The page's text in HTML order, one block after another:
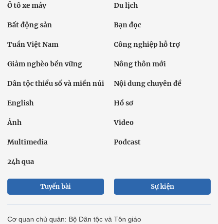
Ô tô xe máy Du lịch
Bất động sản Bạn đọc
Tuần Việt Nam Công nghiệp hỗ trợ
Giảm nghèo bền vững Nông thôn mới
Dân tộc thiểu số và miền núi Nội dung chuyên đề
English Hồ sơ
Ảnh Video
Multimedia Podcast
24h qua
Tuyến bài Sự kiện
Cơ quan chủ quản: Bộ Dân tộc và Tôn giáo